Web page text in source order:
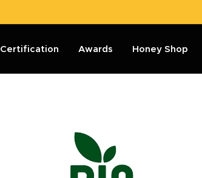
Certification Awards Honey Shop